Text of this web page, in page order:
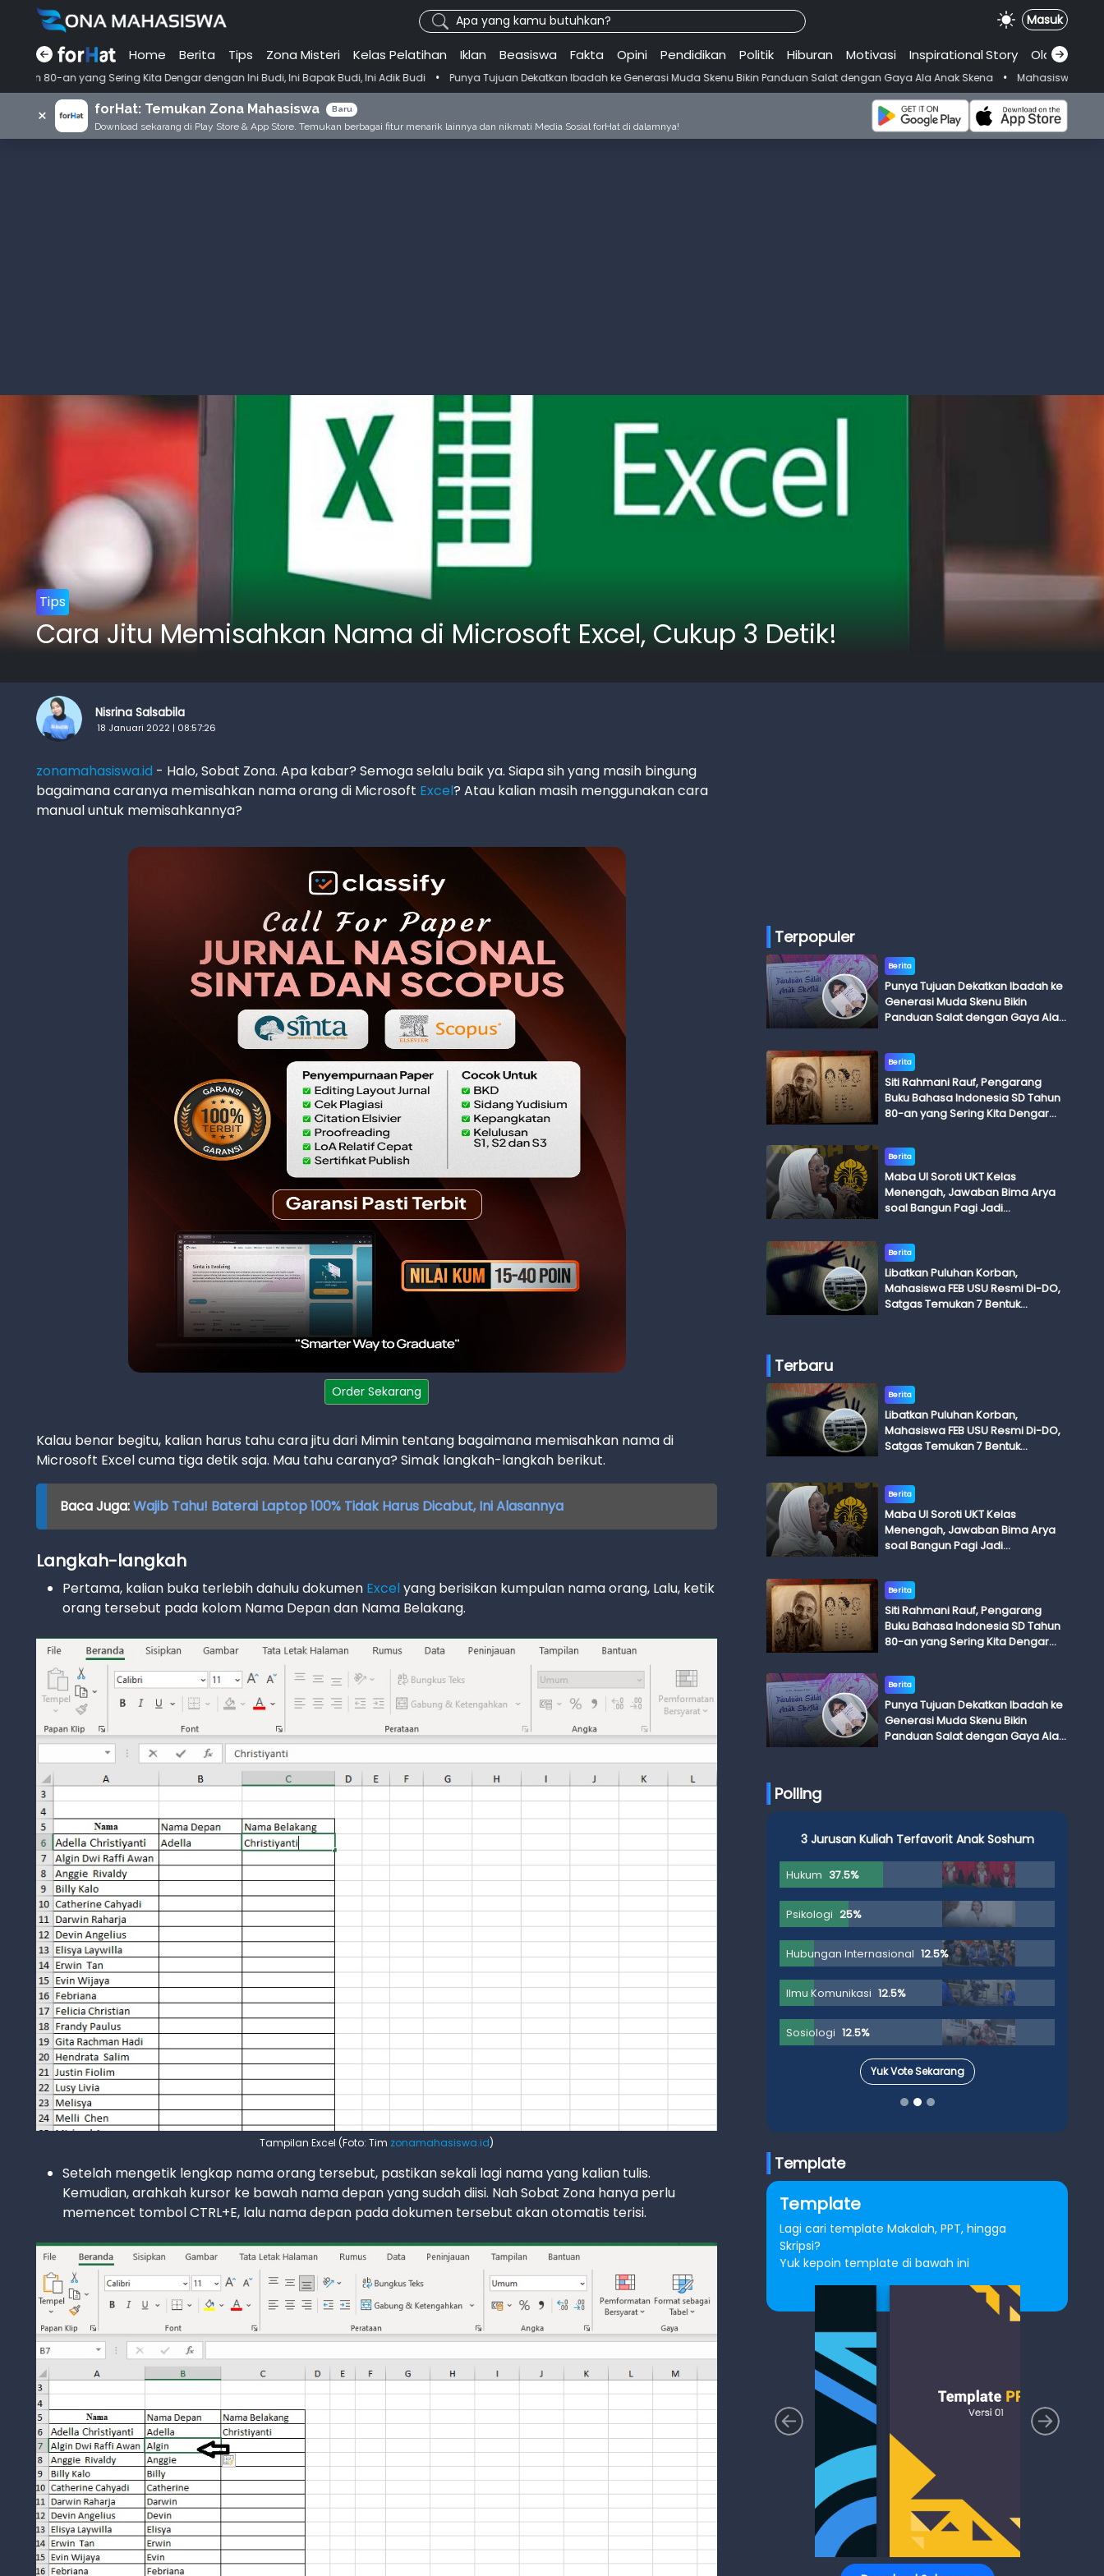
Apa yang kamu butuhkan? Masuk
Home Berita Tips Zona Misteri Kelas Pelatihan Iklan Beasiswa Fakta Opini Pendidikan Politik Hiburan Motivasi Inspirational.Story Olahraga
Sering Kita Dengar dengan Ini Budi, Ini Bapak Budi, Ini Adik Budi • Punya Tujuan Dekatkan Ibadah ke Generasi Muda Skenu Bikin Panduan Salat dengan Gaya Ala Anak Skena • Mahasiswi Prodi FKM-Undana
× forHat: Temukan Zona Mahasiswa Baru
Download sekarang di Play Store & App Store. Temukan berbagai fitur menarik lainnya dan nikmati Media Sosial forHat di dalamnya!
Tips
Cara Jitu Memisahkan Nama di Microsoft Excel, Cukup 3 Detik!
Nisrina Salsabila
18 Januari 2022 | 08:57:26
zonamahasiswa.id - Halo, Sobat Zona. Apa kabar? Semoga selalu baik ya. Siapa sih yang masih bingung
bagaimana caranya memisahkan nama orang di Microsoft Excel? Atau kalian masih menggunakan cara
manual untuk memisahkannya?
Order Sekarang
Kalau benar begitu, kalian harus tahu cara jitu dari Mimin tentang bagaimana memisahkan nama di
Microsoft Excel cuma tiga detik saja. Mau tahu caranya? Simak langkah-langkah berikut.
Baca Juga:Wajib Tahu! Baterai Laptop 100% Tidak Harus Dicabut, Ini Alasannya
Langkah-langkah
Pertama, kalian buka terlebih dahulu dokumen Excel yang berisikan kumpulan nama orang, Lalu, ketik
orang tersebut pada kolom Nama Depan dan Nama Belakang.
Tampilan Excel (Foto: Tim zonamahasiswa.id)
Setelah mengetik lengkap nama orang tersebut, pastikan sekali lagi nama yang kalian tulis.
Kemudian, arahkah kursor ke bawah nama depan yang sudah diisi. Nah Sobat Zona hanya perlu
memencet tombol CTRL+E, lalu nama depan pada dokumen tersebut akan otomatis terisi.
Terpopuler
Berita
Punya Tujuan Dekatkan Ibadah ke
Generasi Muda Skenu Bikin
Panduan Salat dengan Gaya Ala
Berita
Siti Rahmani Rauf, Pengarang
Buku Bahasa Indonesia SD Tahun
80-an yang Sering Kita Dengar
Adik Budi
Berita
Maba UI Soroti UKT Kelas
Menengah, Jawaban Bima Arya
soal Bangun Pagi Jadi
Berita
Libatkan Puluhan Korban,
Mahasiswa FEB USU Resmi Di-DO,
Satgas Temukan 7 Bentuk
Terbaru
Berita
Libatkan Puluhan Korban,
Mahasiswa FEB USU Resmi Di-DO,
Satgas Temukan 7 Bentuk
Berita
Maba UI Soroti UKT Kelas
Menengah, Jawaban Bima Arya
soal Bangun Pagi Jadi
Berita
Siti Rahmani Rauf, Pengarang
Buku Bahasa Indonesia SD Tahun
80-an yang Sering Kita Dengar
Adik Budi
Berita
Punya Tujuan Dekatkan Ibadah ke
Generasi Muda Skenu Bikin
Panduan Salat dengan Gaya Ala
Polling
3 Jurusan Kuliah Terfavorit Anak Soshum
Hukum 37.5%
Psikologi 25%
Hubungan Internasional 12.5%
Ilmu Komunikasi 12.5%
Sosiologi 12.5%
Yuk Vote Sekarang
Template
Template
Lagi cari template Makalah, PPT, hingga
Skripsi?
Yuk kepoin template di bawah ini